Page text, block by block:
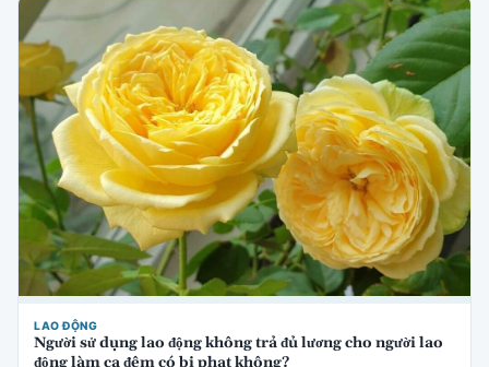
LAO ĐỘNG
Người sử dụng lao động không trả đủ lương cho người lao